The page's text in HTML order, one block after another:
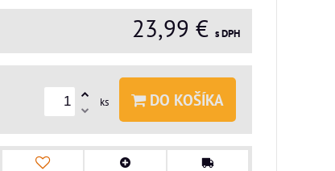
23,99 € s DPH
ks DO KOŠÍKA